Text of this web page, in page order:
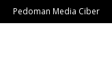
Pedoman Media Ciber